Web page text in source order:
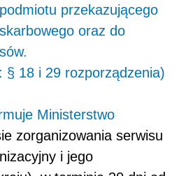
przekazującego
oraz do
§ 18 i 29 rozporządzenia)
Ministerstwo
zorganizowania serwisu
i jego